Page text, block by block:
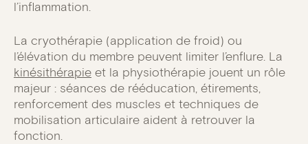
l’inflammation.
La cryothérapie (application de froid) ou
l’élévation du membre peuvent limiter l’enflure. La
kinésithérapie et la physiothérapie jouent un rôle
majeur : séances de rééducation, étirements,
renforcement des muscles et techniques de
mobilisation articulaire aident à retrouver la
fonction.